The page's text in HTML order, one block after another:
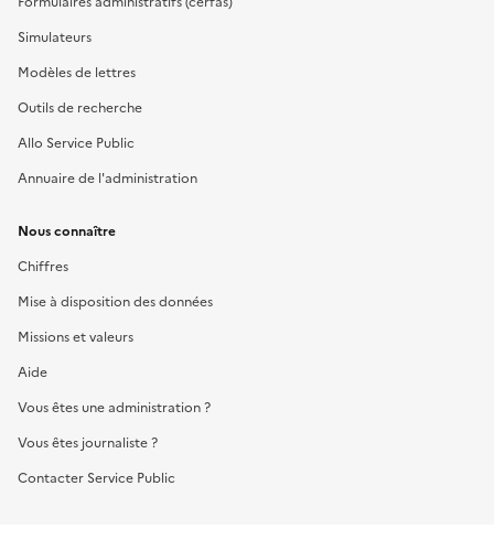
Simulateurs
Modèles de lettres
Outils de recherche
Allo Service Public
Annuaire de l'administration
Nous connaître
Chiffres
Mise à disposition des données
Missions et valeurs
Aide
Vous êtes une administration ?
Vous êtes journaliste ?
Contacter Service Public